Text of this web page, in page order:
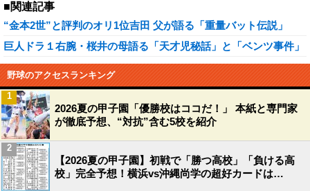
■関連記事
“金本2世”と評判のオリ1位吉田 父が語る「重量バット伝説」
巨人ドラ１右腕・桜井の母語る「天才児秘話」と「ベンツ事件」
野球のアクセスランキング
2026夏の甲子園「優勝校はココだ！」 本紙と専門家
が徹底予想、“対抗”含む5校を紹介
1
【2026夏の甲子園】初戦で「勝つ高校」「負ける高
校」完全予想！横浜vs沖縄尚学の超好カードは…
2